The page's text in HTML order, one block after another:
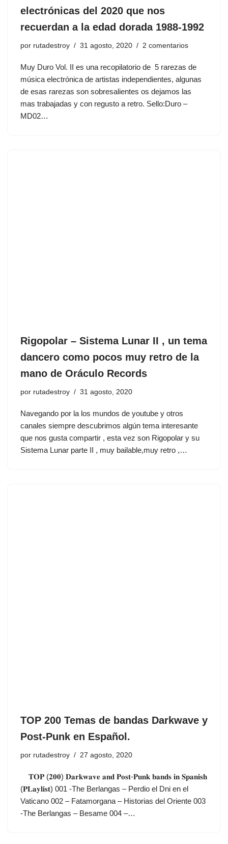
electrónicas del 2020 que nos
recuerdan a la edad dorada 1988-1992
por rutadestroy 31 agosto, 2020 2 comentarios
Muy Duro Vol. II es una recopilatorio de 5 rarezas de
música electrónica de artistas independientes, algunas
de esas rarezas son sobresalientes os dejamos las
mas trabajadas y con regusto a retro. Sello:Duro ‎–
MD02…
Rigopolar ‎– Sistema Lunar II , un tema
dancero como pocos muy retro de la
mano de Oráculo Records
por rutadestroy 31 agosto, 2020
Navegando por la los mundos de youtube y otros
canales siempre descubrimos algún tema interesante
que nos gusta compartir , esta vez son Rigopolar ‎y su
Sistema Lunar parte II , muy bailable,muy retro ,…
TOP 200 Temas de bandas Darkwave y
Post-Punk en Español.
por rutadestroy 27 agosto, 2020
𝐓𝐎𝐏 (𝟐𝟎𝟎) 𝐃𝐚𝐫𝐤𝐰𝐚𝐯𝐞 𝐚𝐧𝐝 𝐏𝐨𝐬𝐭-𝐏𝐮𝐧𝐤 𝐛𝐚𝐧𝐝𝐬 𝐢𝐧 𝐒𝐩𝐚𝐧𝐢𝐬𝐡
(𝐏𝐋𝐚𝐲𝐥𝐢𝐬𝐭) 001 -The Berlangas – Perdio el Dni en el
Vaticano 002 – Fatamorgana – Historias del Oriente 003
-The Berlangas – Besame 004 –…